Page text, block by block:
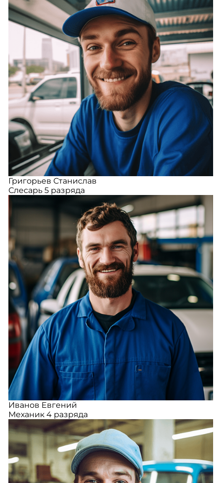
Григорьев Станислав
Слесарь 5 разряда
Иванов Евгений
Механик 4 разряда